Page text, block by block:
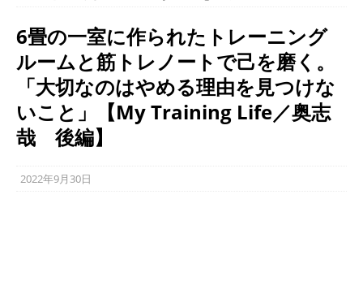
6畳の一室に作られたトレーニング
ルームと筋トレノートで己を磨く。
「大切なのはやめる理由を見つけな
いこと」【My Training Life／奥志
哉 後編】
2022年9月30日